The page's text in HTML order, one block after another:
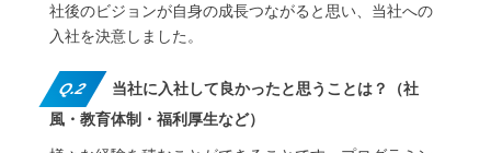
社後のビジョンが自身の成長つながると思い、当社への
入社を決意しました。
Q.2
当社に入社して良かったと思うことは？（社
風・教育体制・福利厚生など）